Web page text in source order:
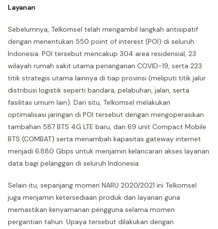
Layanan
Sebelumnya, Telkomsel telah mengambil langkah antisipatif
dengan menentukan 550 point of interest (POI) di seluruh
Indonesia. POI tersebut mencakup 304 area residensial, 23
wilayah rumah sakit utama penanganan COVID-19, serta 223
titik strategis utama lainnya di tiap provinsi (meliputi titik jalur
distribusi logistik seperti bandara, pelabuhan, jalan, serta
fasilitas umum lain). Dari situ, Telkomsel melakukan
optimalisasi jaringan di POI tersebut dengan mengoperasikan
tambahan 587 BTS 4G LTE baru, dan 69 unit Compact Mobile
BTS (COMBAT) serta menambah kapasitas gateway internet
menjadi 6.880 Gbps untuk menjamin kelancaran akses layanan
data bagi pelanggan di seluruh Indonesia.
Selain itu, sepanjang momen NARU 2020/2021 ini Telkomsel
juga menjamin ketersediaan produk dan layanan guna
memastikan kenyamanan pengguna selama momen
pergantian tahun. Upaya tersebut dilakukan dengan